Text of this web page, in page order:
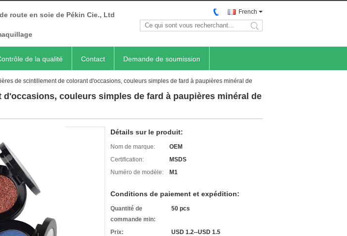
route en soie de Pékin Cie., Ltd French
search
de la qualité Contact Demande de soumission
de scintillement de colorant d'occasions, couleurs simples de fard à paupières minéral de
couleurs simples de fard à paupières minéral de
Détails sur le produit:
Nom de marque:
OEM
Certification:
MSDS
Numéro de modèle:
M1
Conditions de paiement et expédition:
Quantité de
commande min:
50 pcs
Prix: USD 1.2--USD 1.5